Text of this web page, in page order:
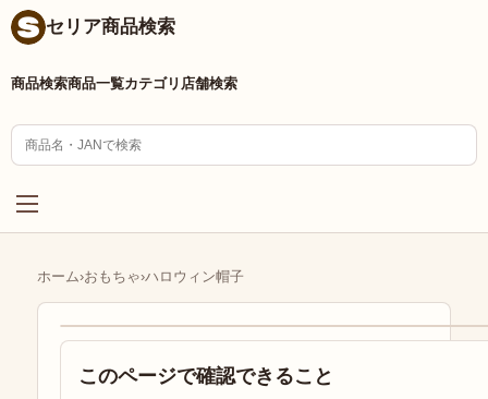
セリア商品検索
商品検索商品一覧カテゴリ 店舗検索
ホーム›おもちゃ›ハロウィン帽子
このページで確認できること